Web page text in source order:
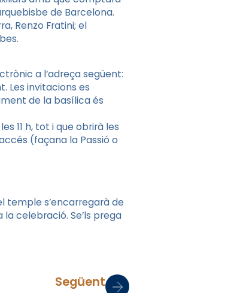
de Barcelona.
Renzo Fratini; el
a l’adreça següent:
Les invitacions es
de la basílica és
11 h, tot i que obrirà les
(façana la Passió o
temple s’encarregarà de
celebració. Se’ls prega
Següent